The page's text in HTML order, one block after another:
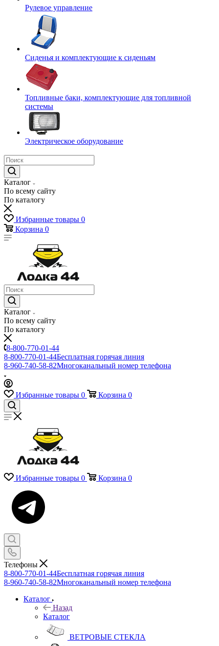
Рулевое управление
Сиденья и комплектующие к сиденьям
Топливные баки, комплектующие для топливной
системы
Электрическое оборудование
Каталог
По всему сайту
По каталогу
Избранные товары 0
Корзина 0
Каталог
По всему сайту
По каталогу
8-800-770-01-44
8-800-770-01-44Бесплатная горячая линия
8-960-740-58-82Многоканальный номер телефона
Избранные товары 0 Корзина 0
Избранные товары 0 Корзина 0
Телефоны
8-800-770-01-44Бесплатная горячая линия
8-960-740-58-82Многоканальный номер телефона
Каталог
Назад
Каталог
ВЕТРОВЫЕ СТЕКЛА